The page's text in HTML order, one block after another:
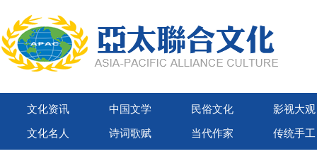
文化资讯 中国文学 民俗文化 影视大观
文化名人 诗词歌赋 当代作家 传统手工